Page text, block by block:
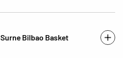
Surne Bilbao Basket